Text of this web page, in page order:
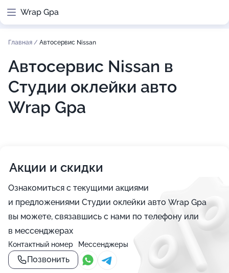
Wrap Gpa
Главная / Автосервис Nissan
Автосервис Nissan в
Студии оклейки авто
Wrap Gpa
Акции и скидки
Ознакомиться с текущими акциями
и предложениями Студии оклейки авто Wrap Gpa
вы можете, связавшись с нами по телефону или
в мессенджерах
Контактный номер
Позвонить
Мессенджеры